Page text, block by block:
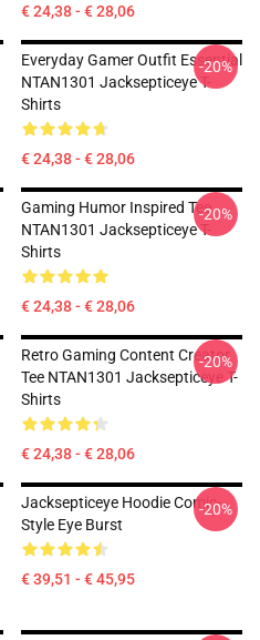
€ 24,38 - € 28,06
Everyday Gamer Outfit Essential
NTAN1301 Jacksepticeye T-
Shirts
€ 24,38 - € 28,06
-20%
Gaming Humor Inspired Tee
NTAN1301 Jacksepticeye T-
Shirts
€ 24,38 - € 28,06
-20%
Retro Gaming Content Creator
Tee NTAN1301 Jacksepticeye T-
Shirts
€ 24,38 - € 28,06
-20%
Jacksepticeye Hoodie Comic-
Style Eye Burst
€ 39,51 - € 45,95
-20%